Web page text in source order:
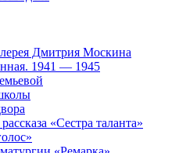
Дмитрия Москина
1941 — 1945
«Сестра таланта»